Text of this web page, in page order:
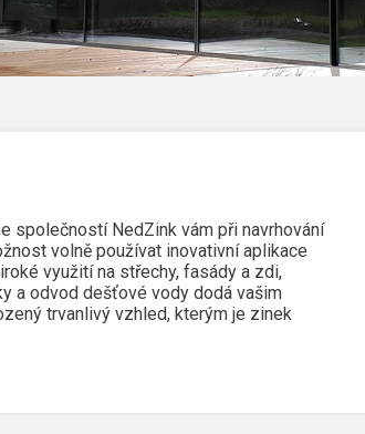
společností NedZink vám při navrhování
volně používat inovativní aplikace
využití na střechy, fasády a zdi,
a odvod dešťové vody dodá vašim
trvanlivý vzhled, kterým je zinek